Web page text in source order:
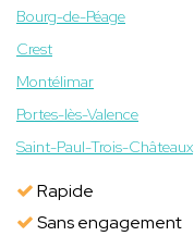
Bourg-de-Péage
Crest
Montélimar
Portes-lès-Valence
Saint-Paul-Trois-Châteaux
Rapide
Sans engagement